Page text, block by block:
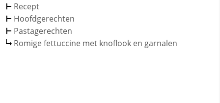
Recept
Hoofdgerechten
Pastagerechten
Romige fettuccine met knoflook en garnalen